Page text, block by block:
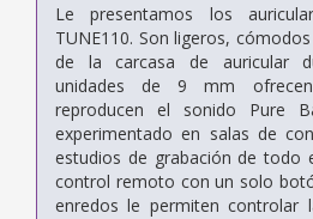
Le presentamos los
TUNE110. Son ligeros,
de la carcasa de auricular
unidades de 9 mm
reproducen el sonido Pure
experimentado en salas de
estudios de grabación de todo
control remoto con un solo
enredos le permiten controlar